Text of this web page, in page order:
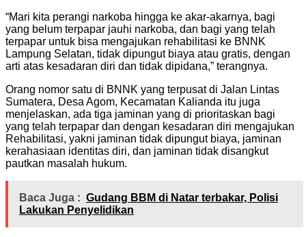
“Mari kita perangi narkoba hingga ke akar-akarnya, bagi
yang belum terpapar jauhi narkoba, dan bagi yang telah
terpapar untuk bisa mengajukan rehabilitasi ke BNNK
Lampung Selatan, tidak dipungut biaya atau gratis, dengan
arti atas kesadaran diri dan tidak dipidana,” terangnya.
Orang nomor satu di BNNK yang terpusat di Jalan Lintas
Sumatera, Desa Agom, Kecamatan Kalianda itu juga
menjelaskan, ada tiga jaminan yang di prioritaskan bagi
yang telah terpapar dan dengan kesadaran diri mengajukan
Rehabilitasi, yakni jaminan tidak dipungut biaya, jaminan
kerahasiaan identitas diri, dan jaminan tidak disangkut
pautkan masalah hukum.
Baca Juga : Gudang BBM di Natar terbakar, Polisi
Lakukan Penyelidikan